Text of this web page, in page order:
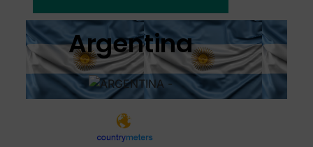
Argentina